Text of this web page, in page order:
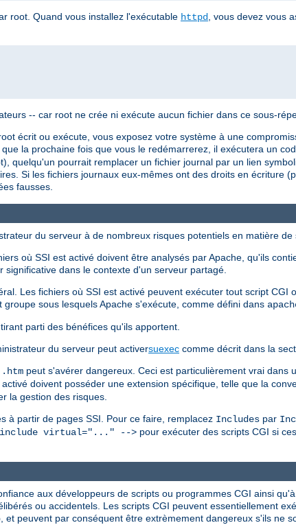
root. Quand vous installez l'exécutable httpd, vous devez vous
-- car root ne crée ni exécute aucun fichier dans ce sous-
écrit ou exécute, vous exposez votre système à une
la prochaine fois que vous le redémarrerez, il exécutera un
quelqu'un pourrait remplacer un fichier journal par un lien
Si les fichiers journaux eux-mêmes ont des droits en écriture
fausses.
du serveur à de nombreux risques potentiels en matière de
où SSI est activé doivent être analysés par Apache, qu'ils
dans le contexte d'un serveur partagé.
Les fichiers où SSI est activé peuvent exécuter tout script CGI
sous lesquels Apache s'exécute, comme défini dans
parti des bénéfices qu'ils apportent.
du serveur peut activersuexec comme décrit dans la
.htm peut s'avérer dangereux. Ceci est particulièrement vrai dans
doivent posséder une extension spécifique, telle que la
la gestion des risques.
à partir de pages SSI. Pour ce faire, remplacez Includes par
virtual="..." --> pour exécuter des scripts CGI si
aux développeurs de scripts ou programmes CGI ainsi
ou accidentels. Les scripts CGI peuvent essentiellement
peuvent par conséquent être extrèmement dangereux s'ils ne